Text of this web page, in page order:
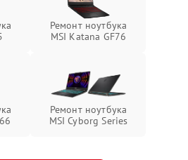
Ремонт ноутбука
MSI Katana GF76
Ремонт ноутбука
MSI Cyborg Series